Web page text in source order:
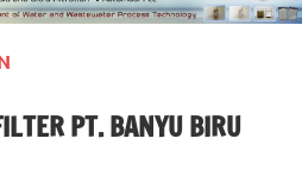
PT. BANYU BIRU